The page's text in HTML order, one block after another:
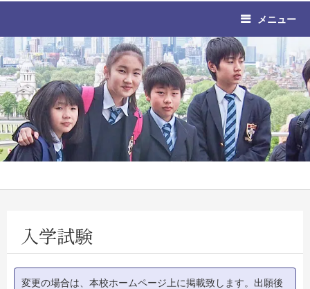
メニュー
入学試験
変更の場合は、本校ホームページ上に掲載致します。出願後